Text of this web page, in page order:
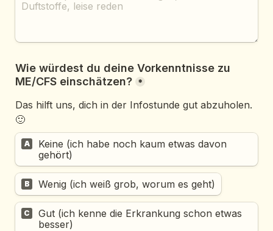
Wie würdest du deine Vorkenntnisse zu
ME/CFS einschätzen? *
Das hilft uns, dich in der Infostunde gut abzuholen.
🙂
A
Keine (ich habe noch kaum etwas davon
gehört)
B Wenig (ich weiß grob, worum es geht)
C
Gut (ich kenne die Erkrankung schon etwas
besser)